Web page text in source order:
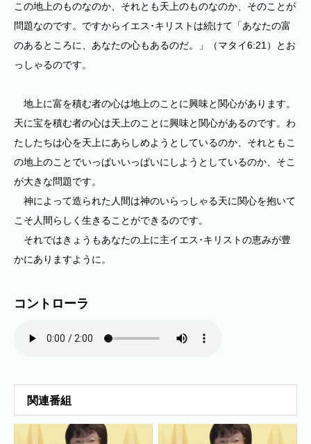
この地上のものなのか、それとも天上のものなのか、そのことが
問題なのです。ですからイエス･キリストは続けて「あなたの富
のあるところに、あなたの心もあるのだ。」（マタイ6:21）とお
っしゃるのです。
地上に富を積む者の心は地上のことに興味と関心があります。
天に宝を積む者の心は天上のことに興味と関心があるのです。わ
たしたちは心を天上にあらしめようとしているのか、それともこ
の地上のことでいっぱいいっぱいにしようとしているのか、そこ
が大きな問題です。
神によって造られた人間は神のいらっしゃる天に関心を抱いて
こそ人間らしく生きることができるのです。
それではきょうもあなたの上に主イエス･キリストの恵みが豊
かにありますように。
コントローラ
関連番組